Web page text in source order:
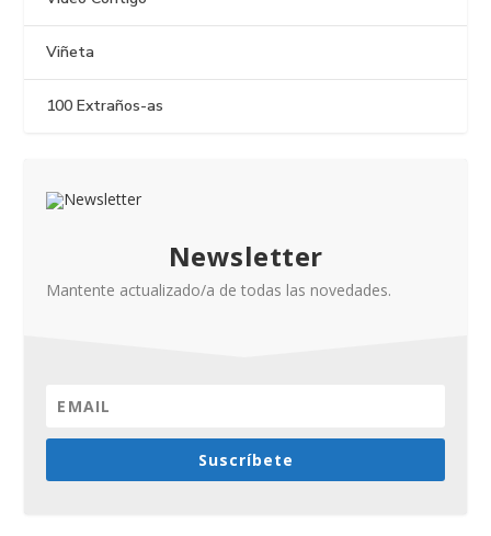
Viñeta
100 Extraños-as
Newsletter
Mantente actualizado/a de todas las novedades.
Suscríbete